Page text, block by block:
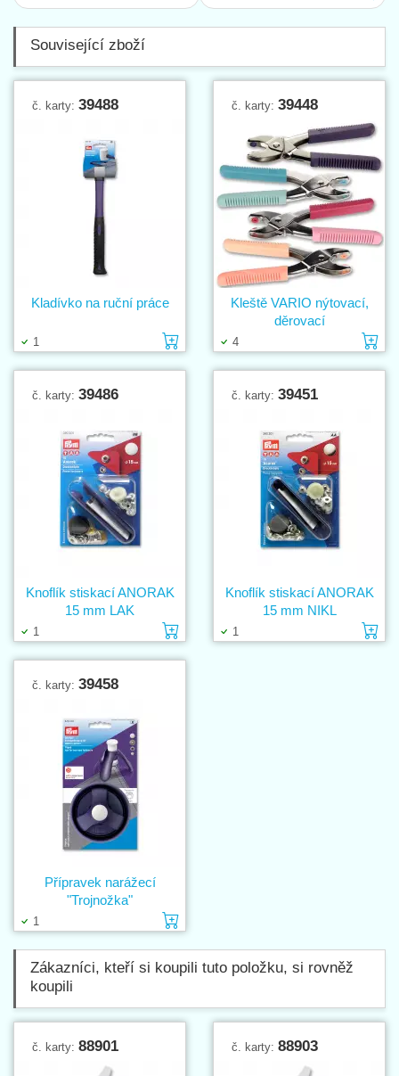
Související zboží
č. karty: 39488
1 Vložit do košíku
Kladívko na ruční práce
č. karty: 39448
4
Kleště VARIO nýtovací,
děrovací
č. karty: 39486
1 Vložit do košíku
Knoflík stiskací ANORAK
15 mm LAK
č. karty: 39451
1
Knoflík stiskací ANORAK
15 mm NIKL
č. karty: 39458
1
Přípravek narážecí
"Trojnožka"
Zákazníci, kteří si koupili tuto položku, si rovněž
koupili
č. karty: 88901 č. karty: 88903